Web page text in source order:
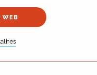
WEB